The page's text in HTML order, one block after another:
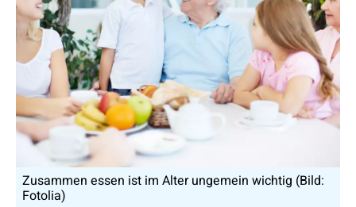
Zusammen essen ist im Alter ungemein wichtig (Bild:
Fotolia)